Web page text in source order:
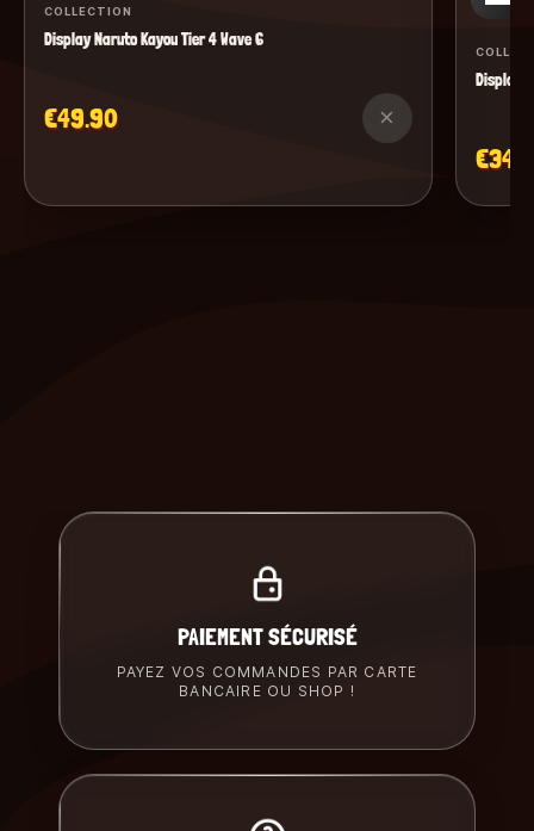
COLLECTION
Display Naruto Kayou Tier 4 Wave 6
€49.90 ×
Display
PAIEMENT SÉCURISÉ
PAYEZ VOS COMMANDES PAR CARTE
BANCAIRE OU SHOP !